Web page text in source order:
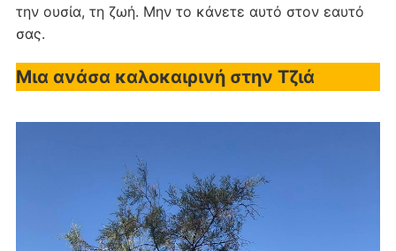
την ουσία, τη ζωή. Μην το κάνετε αυτό στον εαυτό
σας.
Μια ανάσα καλοκαιρινή στην Τζιά